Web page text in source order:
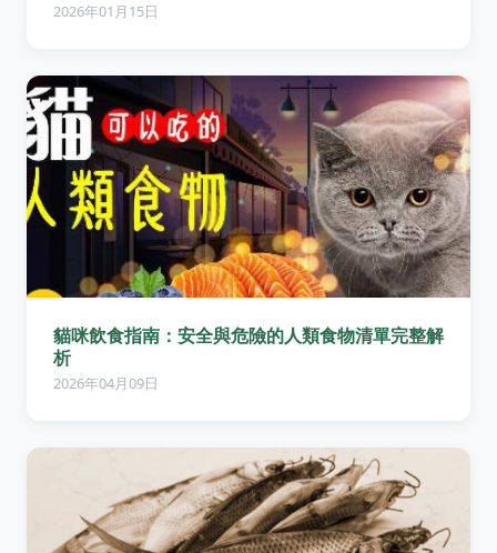
2026年01月15日
貓咪飲食指南：安全與危險的人類食物清單完整解
析
2026年04月09日